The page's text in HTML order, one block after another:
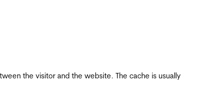
the visitor and the website. The cache is usually